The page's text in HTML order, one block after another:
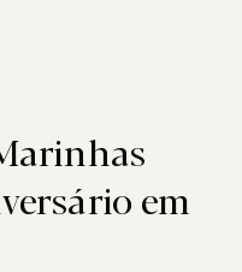
em